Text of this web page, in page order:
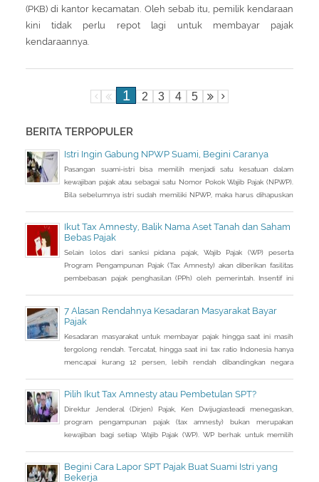
(PKB) di kantor kecamatan. Oleh sebab itu, pemilik kendaraan
kini tidak perlu repot lagi untuk membayar pajak
kendaraannya.
1 2 3 4 5
BERITA TERPOPULER
Istri Ingin Gabung NPWP Suami, Begini Caranya
Pasangan suami-istri bisa memilih menjadi satu kesatuan dalam
kewajiban pajak atau sebagai satu Nomor Pokok Wajib Pajak (NPWP).
Bila sebelumnya istri sudah memiliki NPWP, maka harus dihapuskan
Ikut Tax Amnesty, Balik Nama Aset Tanah dan Saham
Bebas Pajak
Selain lolos dari sanksi pidana pajak, Wajib Pajak (WP) peserta
Program Pengampunan Pajak (Tax Amnesty) akan diberikan fasilitas
pembebasan pajak penghasilan (PPh) oleh pemerintah. Insentif ini
7 Alasan Rendahnya Kesadaran Masyarakat Bayar
Pajak
Kesadaran masyarakat untuk membayar pajak hingga saat ini masih
tergolong rendah. Tercatat, hingga saat ini tax ratio Indonesia hanya
mencapai kurang 12 persen, lebih rendah dibandingkan negara
Pilih Ikut Tax Amnesty atau Pembetulan SPT?
Direktur Jenderal (Dirjen) Pajak, Ken Dwijugiasteadi menegaskan,
program pengampunan pajak (tax amnesty) bukan merupakan
kewajiban bagi setiap Wajib Pajak (WP). WP berhak untuk memilih
pengusutan nilai wajar harta.
Begini Cara Lapor SPT Pajak Buat Suami Istri yang
Bekerja